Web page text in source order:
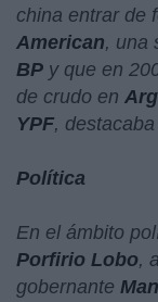
china entrar de
American, una
BP y que en
de crudo en
YPF, destacaba
Política
En el ámbito
Porfirio Lobo,
gobernante